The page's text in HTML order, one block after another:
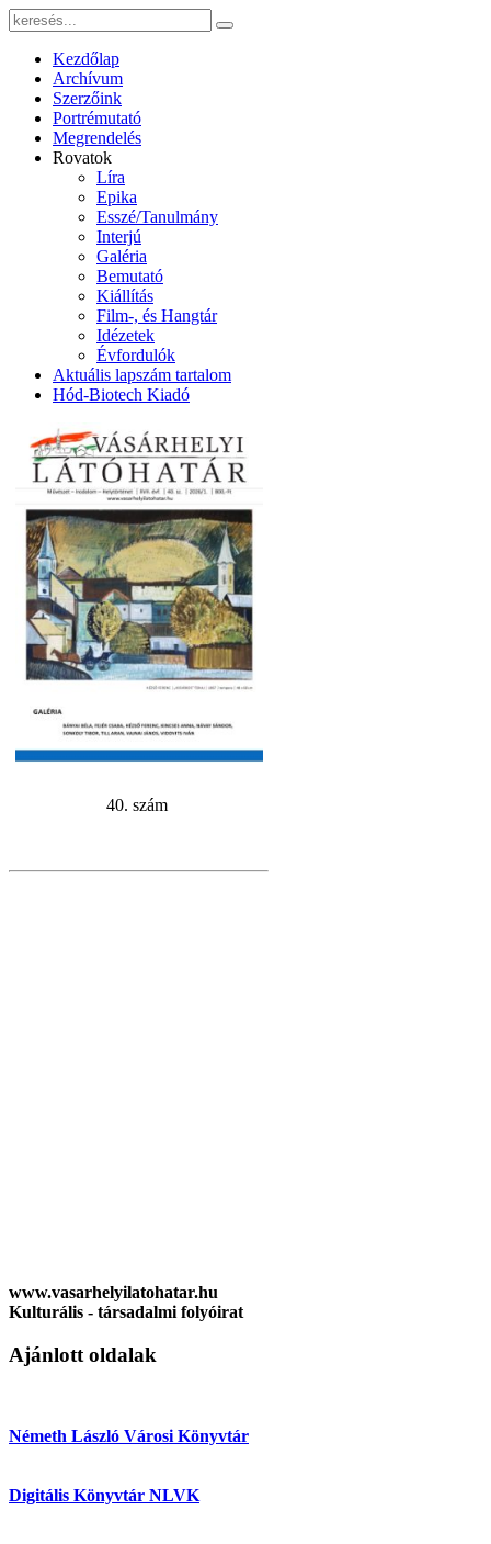
Kezdőlap
Archívum
Szerzőink
Portrémutató
Megrendelés
Rovatok
Líra
Epika
Esszé/Tanulmány
Interjú
Galéria
Bemutató
Kiállítás
Film-, és Hangtár
Idézetek
Évfordulók
Aktuális lapszám tartalom
Hód-Biotech Kiadó
40. szám
www.vasarhelyilatohatar.hu
Kulturális - társadalmi folyóirat
Ajánlott oldalak
Németh László Városi Könyvtár
Digitális Könyvtár NLVK